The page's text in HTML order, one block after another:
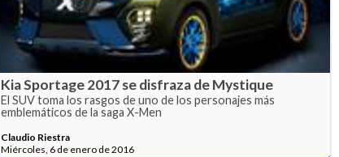
Kia Sportage 2017 se disfraza de Mystique
El SUV toma los rasgos de uno de los personajes más
emblemáticos de la saga X-Men
Claudio Riestra
Miércoles, 6 de enero de 2016